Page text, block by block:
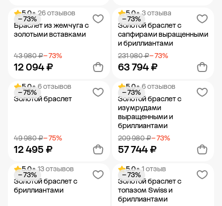
Добавить в корзину Добавить в корзину
5.0• 26 отзывов
Браслет из жемчуга с
золотыми вставками
43 980 ₽− 73%
12 094 ₽
− 73%
Добавить в корзину
5.0• 3 отзыва
Золотой браслет с
сапфирами выращенными
и бриллиантами
231 980 ₽− 73%
63 794 ₽
− 73%
Добавить в корзину
5.0• 6 отзывов
Золотой браслет
49 980 ₽− 75%
12 495 ₽
− 75%
Добавить в корзину
5.0• 6 отзывов
Золотой браслет с
изумрудами
выращенными и
бриллиантами
209 980 ₽− 73%
57 744 ₽
− 73%
Добавить в корзину
5.0• 13 отзывов
Золотой браслет с
бриллиантами
− 73%
5.0• 1 отзыв
Золотой браслет с
топазом Swiss и
бриллиантами
− 73%